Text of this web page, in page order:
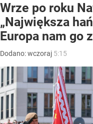
Wrze po roku
„Największa
Europa nam go
Dodano:wczoraj 5:15